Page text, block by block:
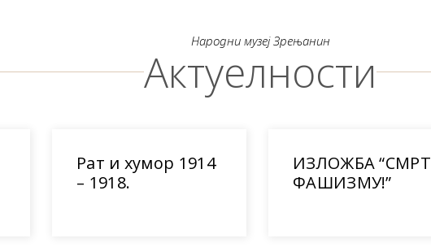
Народни музеј Зрењанин
Актуелности
Рат и хумор 1914
– 1918.
ИЗЛОЖБА “СМРТ
ФАШИЗМУ!”